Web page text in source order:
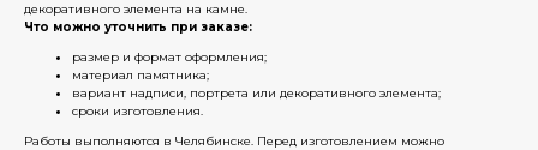
декоративного элемента на камне.
Что можно уточнить при заказе:
размер и формат оформления;
материал памятника;
вариант надписи, портрета или декоративного элемента;
сроки изготовления.
Работы выполняются в Челябинске. Перед изготовлением можно